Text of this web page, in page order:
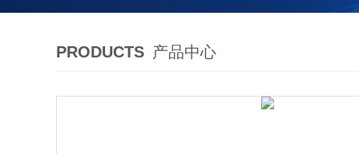
PRODUCTS 产品中心